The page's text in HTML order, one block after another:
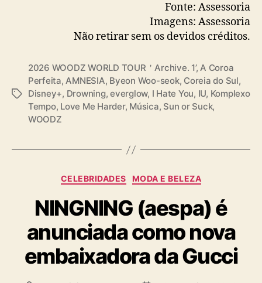
Fonte: Assessoria
Imagens: Assessoria
Não retirar sem os devidos créditos.
T
2026 WOODZ WORLD TOUR＇Archive. 1’,A Coroa
Perfeita,AMNESIA, Byeon Woo-seok, Coreia do Sul,
Disney+, Drowning,everglow, I Hate You, IU, Komplexo
Tempo, Love Me Harder, Música, Sun or Suck,
WOODZ
C
t
e
g
o
r
i
CELEBRIDADES MODA E BELEZA
NINGNING (aespa) é
anunciada como nova
embaixadora da Gucci